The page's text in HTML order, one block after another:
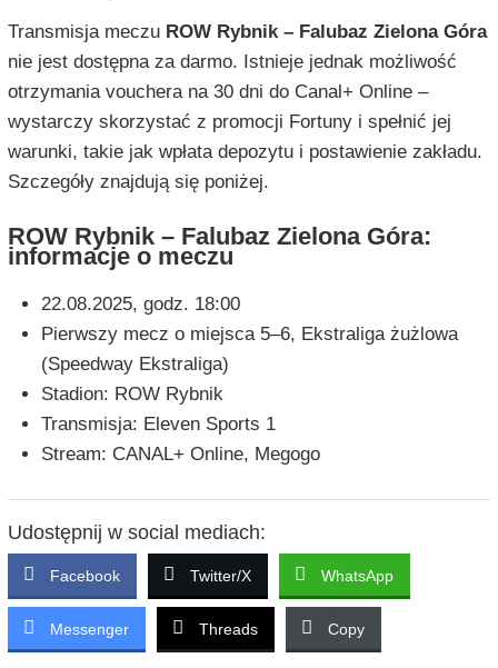
Transmisja meczu ROW Rybnik – Falubaz Zielona Góra
nie jest dostępna za darmo. Istnieje jednak możliwość
otrzymania vouchera na 30 dni do Canal+ Online –
wystarczy skorzystać z promocji Fortuny i spełnić jej
warunki, takie jak wpłata depozytu i postawienie zakładu.
Szczegóły znajdują się poniżej.
ROW Rybnik – Falubaz Zielona Góra:
informacje o meczu
22.08.2025, godz. 18:00
Pierwszy mecz o miejsca 5–6, Ekstraliga żużlowa
(Speedway Ekstraliga)
Stadion: ROW Rybnik
Transmisja: Eleven Sports 1
Stream: CANAL+ Online, Megogo
Udostępnij w social mediach:
Facebook Twitter/X WhatsApp
Messenger Threads Copy